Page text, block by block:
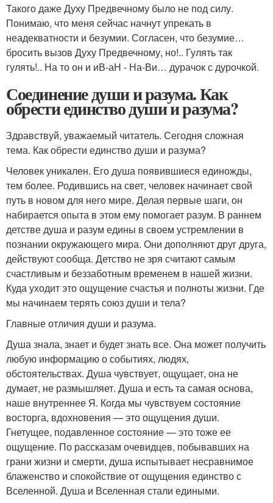
Такого даже Духу Предвечному было не под силу.
Понимаю, что меня сейчас начнут упрекать в
неадекватности и безумии. Согласен, что безумие…
бросить вызов Духу Предвечному, но!.. Гулять так
гулять!.. На то он и иВ-аН - На-Ви… дурачок с дурочкой.
Соединение души и разума. Как
обрести единство души и разума?
Здравствуй, уважаемый читатель. Сегодня сложная
тема. Как обрести единство души и разума?
Человек уникален. Его душа появившиеся единожды,
тем более. Родившись на свет, человек начинает свой
путь в новом для него мире. Делая первые шаги, он
набирается опыта в этом ему помогает разум. В раннем
детстве душа и разум едины в своем устремлении в
познании окружающего мира. Они дополняют друг друга,
действуют сообща. Детство не зря считают самым
счастливым и беззаботным временем в нашей жизни.
Куда уходит это ощущение счастья и полноты жизни. Где
мы начинаем терять союз души и тела?
Главные отличия души и разума.
Душа знала, знает и будет знать все. Она может получить
любую информацию о событиях, людях,
обстоятельствах. Душа чувствует, ощущает, она не
думает, не размышляет. Душа и есть та самая основа,
наше внутреннее Я. Когда мы чувствуем состояние
восторга, вдохновения — это ощущения души.
Гнетущее, подавленное состояние — это тоже ее
ощущение. По рассказам очевидцев, побывавших на
грани жизни и смерти, душа испытывает несравнимое
блаженство и спокойствие от ощущения единство с
Вселенной. Душа и Вселенная стали едиными.